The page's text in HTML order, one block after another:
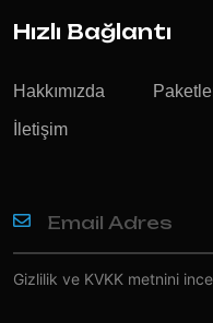
Hızlı Bağlantı
Hakkımızda
İletişim
Gizlilik ve KVKK metnini